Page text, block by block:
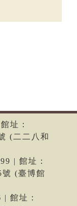
址：
(二二八和
| 館址：
號 (臺博館
館址：